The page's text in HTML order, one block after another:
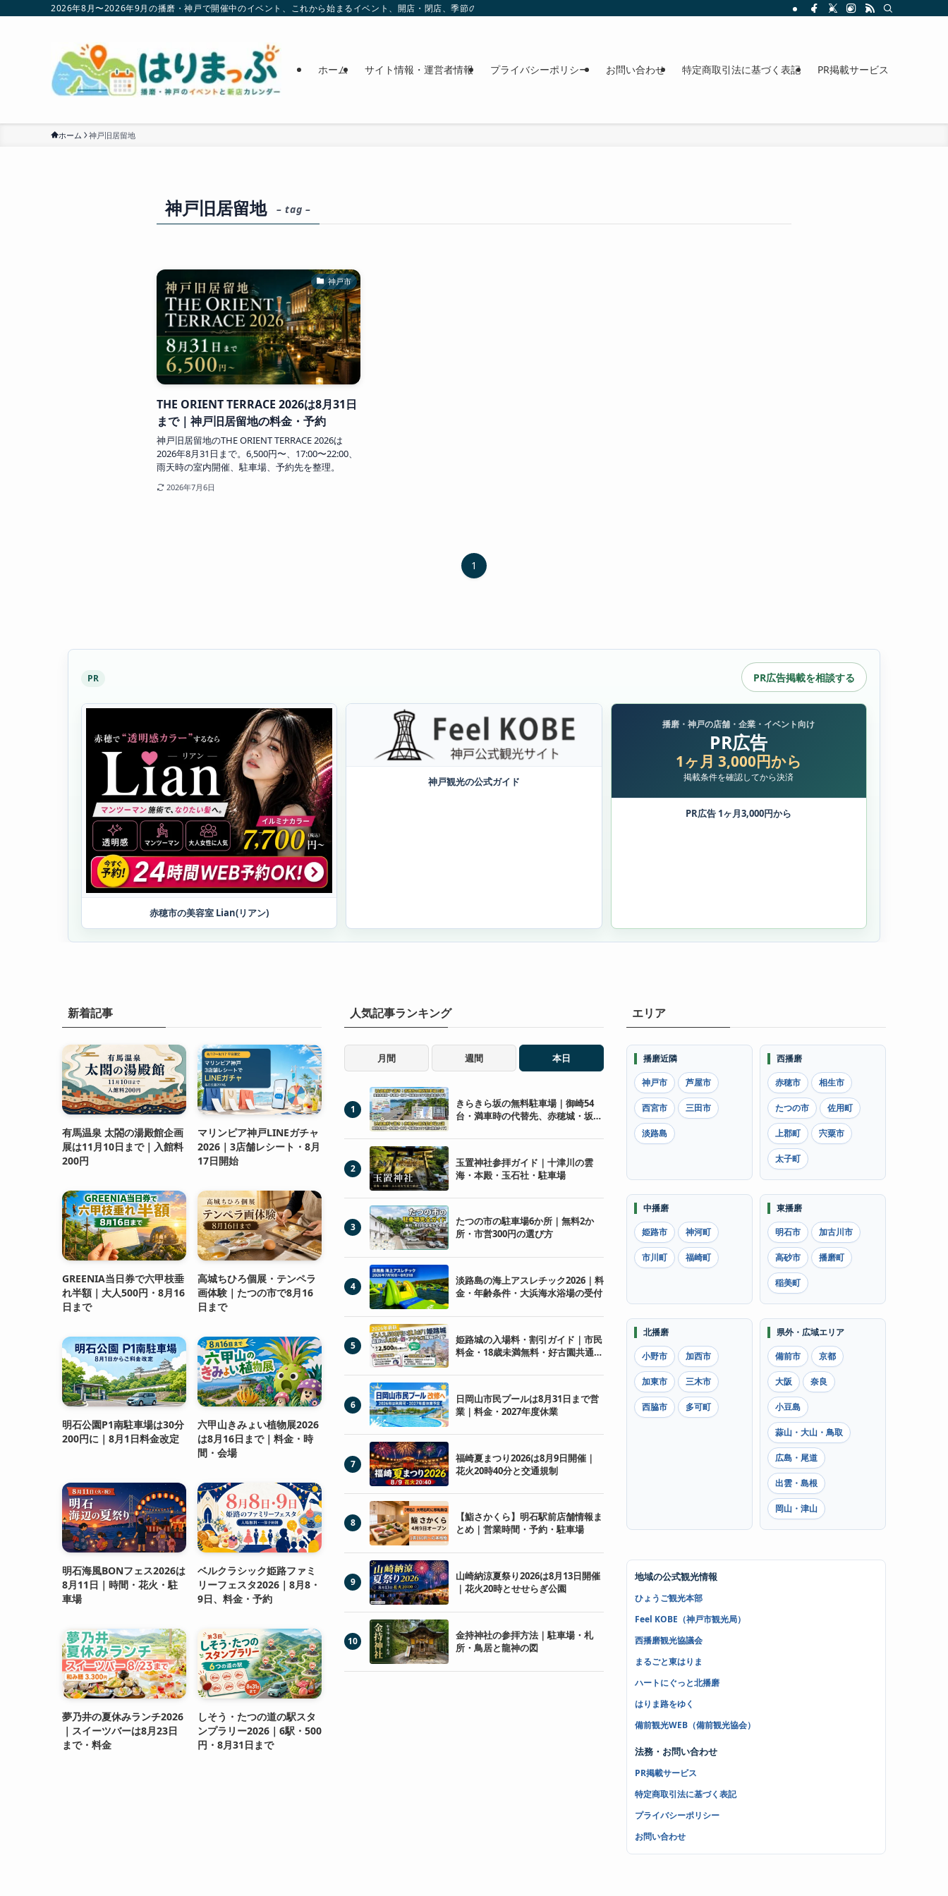
2026年8月〜2026年9月の播磨・神戸で開催中のイベント、これから始まるイベント、開店・閉店、季節の花、週末のおでかけ情報を日程順に整理。料金、駐車場、アクセスも確認できます。
ホーム サイト情報・運営者情報 プライバシーポリシー お問い合わせ 特定商取引法に基づく表記 PR掲載サービス
ホーム 神戸旧居留地
神戸旧居留地 – tag –
神戸市
THE ORIENT TERRACE 2026は8月31日
まで｜神戸旧居留地の料金・予約
神戸旧居留地のTHE ORIENT TERRACE 2026は
2026年8月31日まで。6,500円〜、17:00〜22:00、
雨天時の室内開催、駐車場、予約先を整理。
2026年7月6日
1
PR PR広告掲載を相談する
赤穂市の美容室 Lian(リアン)
神戸観光の公式ガイド
播磨・神戸の店舗・企業・イベント向け
PR広告
1ヶ月 3,000円から
掲載条件を確認してから決済
PR広告 1ヶ月3,000円から
新着記事
有馬温泉 太閤の湯殿館企画
展は11月10日まで｜入館料
200円
マリンピア神戸LINEガチャ
2026｜3店舗レシート・8月
17日開始
GREENIA当日券で六甲枝垂
れ半額｜大人500円・8月16
日まで
高城ちひろ個展・テンペラ
画体験｜たつの市で8月16
日まで
明石公園P1南駐車場は30分
200円に｜8月1日料金改定
六甲山きみょい植物展2026
は8月16日まで｜料金・時
間・会場
明石海風BONフェス2026は
8月11日｜時間・花火・駐
車場
ベルクラシック姫路ファミ
リーフェスタ2026｜8月8・
9日、料金・予約
夢乃井の夏休みランチ2026
｜スイーツバーは8月23日
まで・料金
しそう・たつの道の駅スタ
ンプラリー2026｜6駅・500
円・8月31日まで
人気記事ランキング
月間 週間 本日
1
きらきら坂の無料駐車場｜御崎54
台・満車時の代替先、赤穂城・坂越
2
玉置神社参拝ガイド｜十津川の雲
海・本殿・玉石社・駐車場
3
たつの市の駐車場6か所｜無料2か
所・市営300円の選び方
4
淡路島の海上アスレチック2026｜料
金・年齢条件・大浜海水浴場の受付
5
姫路城の入場料・割引ガイド｜市民
料金・18歳未満無料・好古園共通券
6
日岡山市民プールは8月31日まで営
業｜料金・2027年度休業
7
福崎夏まつり2026は8月9日開催｜
花火20時40分と交通規制
8
【鮨さかくら】明石駅前店舗情報ま
とめ｜営業時間・予約・駐車場
9
山崎納涼夏祭り2026は8月13日開催
｜花火20時とせせらぎ公園
10
金持神社の参拝方法｜駐車場・札
所・鳥居と龍神の図
エリア
播磨近隣
神戸市
芦屋市
西宮市 三田市
淡路島
西播磨
赤穂市
相生市
たつの市 佐用町
上郡町 宍粟市
太子町
中播磨
姫路市
神河町
市川町 福崎町
東播磨
明石市
加古川市
高砂市 播磨町
稲美町
北播磨
小野市
加西市
加東市 三木市
西脇市 多可町
県外・広域エリア
備前市
京都
大阪 奈良
小豆島
蒜山・大山・鳥取
広島・尾道
出雲・島根
岡山・津山
地域の公式観光情報
ひょうご観光本部
Feel KOBE（神戸市観光局）
西播磨観光協議会
まるごと東はりま
ハートにぐっと北播磨
はりま路をゆく
備前観光WEB（備前観光協会）
法務・お問い合わせ
PR掲載サービス
特定商取引法に基づく表記
プライバシーポリシー
お問い合わせ